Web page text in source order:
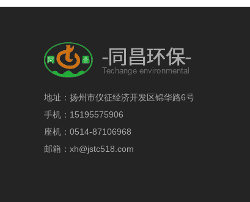
地址：扬州市仪征经济开发区锦华路6号
手机：15195575906
座机：0514-87106968
邮箱：xh@jstc518.com